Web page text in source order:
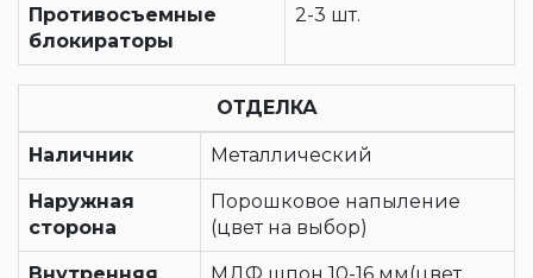
Противосъемные
блокираторы
2-3 шт.
ОТДЕЛКА
Наличник Металлический
Наружная
сторона
Порошковое напыление
(цвет на выбор)